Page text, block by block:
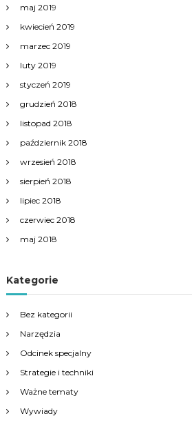
maj 2019
kwiecień 2019
marzec 2019
luty 2019
styczeń 2019
grudzień 2018
listopad 2018
październik 2018
wrzesień 2018
sierpień 2018
lipiec 2018
czerwiec 2018
maj 2018
Kategorie
Bez kategorii
Narzędzia
Odcinek specjalny
Strategie i techniki
Ważne tematy
Wywiady